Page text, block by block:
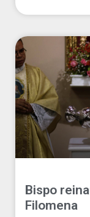
Bispo
Filomena